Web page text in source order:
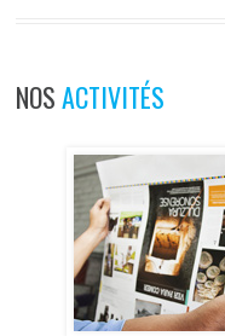
NOSACTIVITÉS